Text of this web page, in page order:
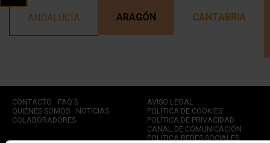
ANDALUCÍA ARAGÓN CANTABRIA
CONTACTO
FAQ’S
QUIÉNES SOMOS
NOTICIAS
COLABORADORES
AVISO LEGAL
POLÍTICA DE COOKIES
POLÍTICA DE PRIVACIDAD
CANAL DE COMUNICACIÓN
POLÍTICA REDES SOCIALES